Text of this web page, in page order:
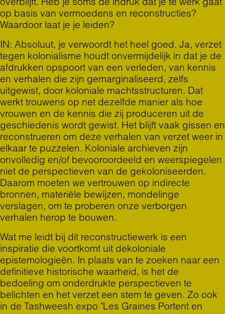
op basis van vermoedens en reconstructies?
Waardoor laat je je leiden?
IN: Absoluut, je verwoordt het heel goed. Ja, verzet
tegen kolonialisme houdt onvermijdelijk in dat je de
afdrukken opspoort van een verleden, van kennis
en verhalen die zijn gemarginaliseerd, zelfs
uitgewist, door koloniale machtsstructuren. Dat
werkt trouwens op net dezelfde manier als hoe
vrouwen en de kennis die zij produceren uit de
geschiedenis wordt gewist. Het blijft vaak gissen en
reconstrueren om deze verhalen van verzet weer in
elkaar te puzzelen. Koloniale archieven zijn
onvolledig en/of bevooroordeeld en weerspiegelen
niet de perspectieven van de gekoloniseerden.
Daarom moeten we vertrouwen op indirecte
bronnen, materiële bewijzen, mondelinge
verslagen, om te proberen onze verborgen
verhalen herop te bouwen.
Wat me leidt bij dit reconstructiewerk is een
inspiratie die voortkomt uit dekoloniale
epistemologieën. In plaats van te zoeken naar een
definitieve historische waarheid, is het de
bedoeling om onderdrukte perspectieven te
belichten en het verzet een stem te geven. Zo ook
in de Tashweesh expo "Les Graines Portent en